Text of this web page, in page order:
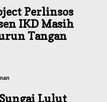
Perlinsos
IKD Masih
Tangan
Lulut